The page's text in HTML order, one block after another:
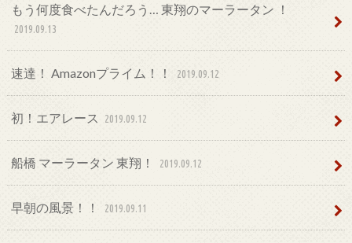
もう何度食べたんだろう… 東翔のマーラータン ！
2019.09.13
速達！ Amazonプライム！！ 2019.09.12
初！エアレース 2019.09.12
船橋 マーラータン 東翔！ 2019.09.12
早朝の風景！！ 2019.09.11